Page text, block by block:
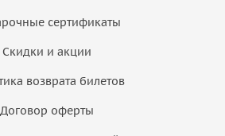
сертификаты
Скидки и акции
возврата билетов
Договор оферты